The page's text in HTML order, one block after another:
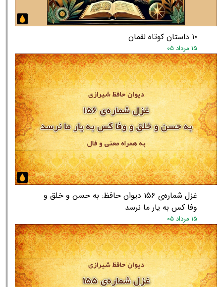
★★
۱۰ داستان کوتاه لقمان
۱۵ مرداد ۰۵
غزل شماره‌ی ۱۵۶ دیوان حافظ: به حسن و خلق و
وفا کس به یار ما نرسد
۱۵ مرداد ۰۵